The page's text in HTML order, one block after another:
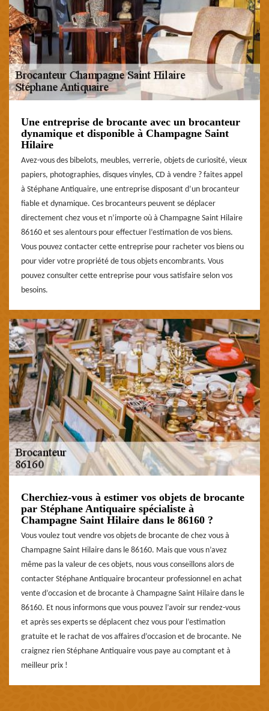
Une entreprise de brocante avec un brocanteur
dynamique et disponible à Champagne Saint
Hilaire
Avez-vous des bibelots, meubles, verrerie, objets de curiosité, vieux
papiers, photographies, disques vinyles, CD à vendre ? faites appel
à Stéphane Antiquaire, une entreprise disposant d’un brocanteur
fiable et dynamique. Ces brocanteurs peuvent se déplacer
directement chez vous et n’importe où à Champagne Saint Hilaire
86160 et ses alentours pour effectuer l’estimation de vos biens.
Vous pouvez contacter cette entreprise pour racheter vos biens ou
pour vider votre propriété de tous objets encombrants. Vous
pouvez consulter cette entreprise pour vous satisfaire selon vos
besoins.
Cherchiez-vous à estimer vos objets de brocante
par Stéphane Antiquaire spécialiste à
Champagne Saint Hilaire dans le 86160 ?
Vous voulez tout vendre vos objets de brocante de chez vous à
Champagne Saint Hilaire dans le 86160. Mais que vous n’avez
même pas la valeur de ces objets, nous vous conseillons alors de
contacter Stéphane Antiquaire brocanteur professionnel en achat
vente d’occasion et de brocante à Champagne Saint Hilaire dans le
86160. Et nous informons que vous pouvez l’avoir sur rendez-vous
et après ses experts se déplacent chez vous pour l’estimation
gratuite et le rachat de vos affaires d’occasion et de brocante. Ne
craignez rien Stéphane Antiquaire vous paye au comptant et à
meilleur prix !